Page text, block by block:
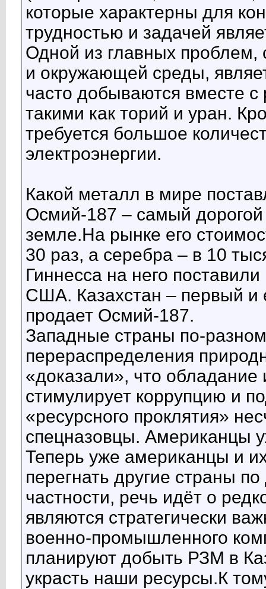
которые характерны для
трудностью и задачей
Одной из главных проблем,
и окружающей среды,
часто добываются вместе
такими как торий и уран.
требуется большое
электроэнергии.
Какой металл в мире
Осмий-187 – самый
земле.На рынке его
30 раз, а серебра – в 10
Гиннесса на него
США. Казахстан – первый и
продает Осмий-187.
Западные страны по-
перераспределения
«доказали», что
стимулирует коррупцию и
«ресурсного проклятия»
спецназовцы. Американцы
Теперь уже американцы и
перегнать другие страны
частности, речь идёт о
являются стратегически
военно-промышленного
планируют добыть РЗМ в
украсть наши ресурсы.К